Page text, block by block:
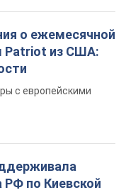
о ежемесячной
Patriot из США:
с европейскими
РФ по Киевской